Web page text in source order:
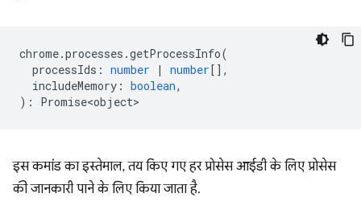
chrome.processes .getProcessInfo(
processIds : number | number[],
includeMemory : boolean,
) : Promise<object>
इस कमांड का इस्तेमाल, तय किए गए हर प्रोसेस आईडी के लिए प्रोसेस
की जानकारी पाने के लिए किया जाता है.